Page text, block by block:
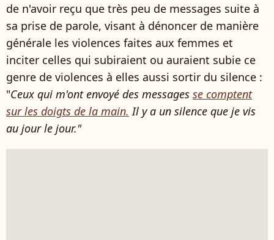
de n'avoir reçu que très peu de messages suite à
sa prise de parole, visant à dénoncer de manière
générale les violences faites aux femmes et
inciter celles qui subiraient ou auraient subie ce
genre de violences à elles aussi sortir du silence :
"Ceux qui m'ont envoyé des messages se comptent
sur les doigts de la main. Il y a un silence que je vis
au jour le jour."